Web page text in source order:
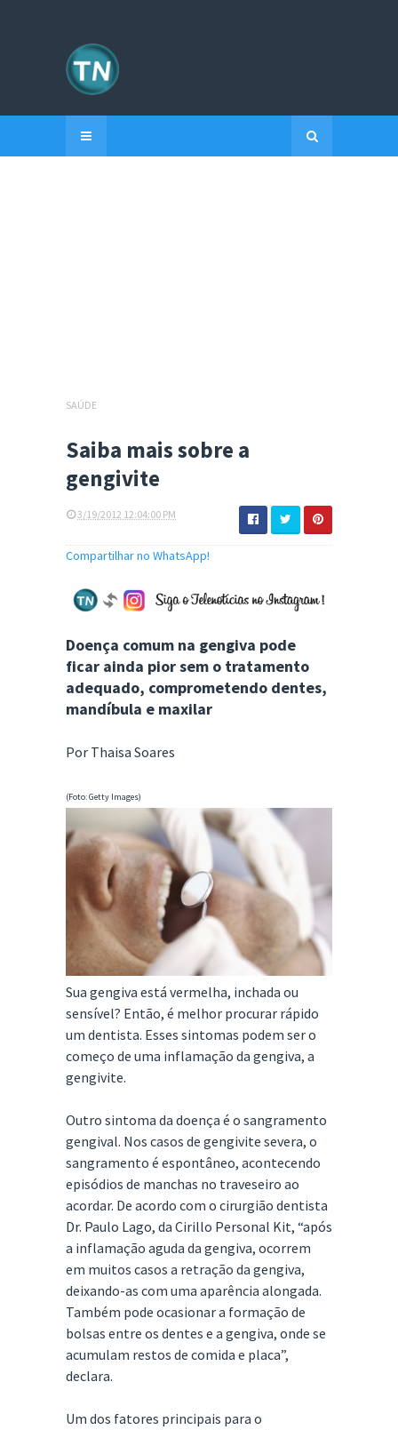
SAÚDE
Saiba mais sobre a
gengivite
3/19/2012 12:04:00 PM
Compartilhar no WhatsApp!
Doença comum na gengiva pode
ficar ainda pior sem o tratamento
adequado, comprometendo dentes,
mandíbula e maxilar
Por Thaisa Soares
(Foto: Getty Images)
Sua gengiva está vermelha, inchada ou
sensível? Então, é melhor procurar rápido
um dentista. Esses sintomas podem ser o
começo de uma inflamação da gengiva, a
gengivite.
Outro sintoma da doença é o sangramento
gengival. Nos casos de gengivite severa, o
sangramento é espontâneo, acontecendo
episódios de manchas no traveseiro ao
acordar. De acordo com o cirurgião dentista
Dr. Paulo Lago, da Cirillo Personal Kit, “após
a inflamação aguda da gengiva, ocorrem
em muitos casos a retração da gengiva,
deixando-as com uma aparência alongada.
Também pode ocasionar a formação de
bolsas entre os dentes e a gengiva, onde se
acumulam restos de comida e placa”,
declara.
Um dos fatores principais para o